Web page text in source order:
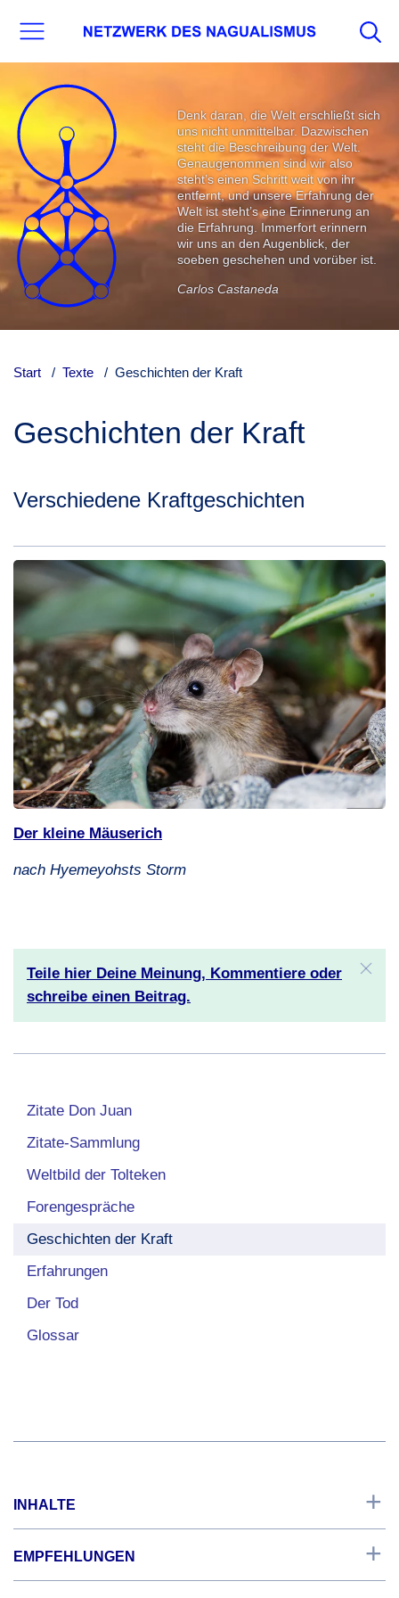
Denk daran, die Welt erschließt sich
uns nicht unmittelbar. Dazwischen
steht die Beschreibung der Welt.
Genaugenommen sind wir also
steht’s einen Schritt weit von ihr
entfernt, und unsere Erfahrung der
Welt ist steht’s eine Erinnerung an
die Erfahrung. Immerfort erinnern
wir uns an den Augenblick, der
soeben geschehen und vorüber ist.
Carlos Castaneda
Start Texte Geschichten der Kraft
Geschichten der Kraft
Verschiedene Kraftgeschichten
Der kleine Mäuserich
nach Hyemeyohsts Storm
Teile hier Deine Meinung, Kommentiere oder
schreibe einen Beitrag.
Zitate Don Juan
Zitate-Sammlung
Weltbild der Tolteken
Forengespräche
Geschichten der Kraft
Erfahrungen
Der Tod
Glossar
INHALTE
Start
EMPFEHLUNGEN